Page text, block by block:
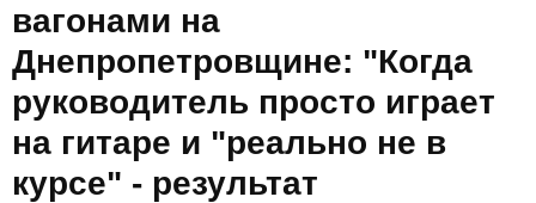
вагонами на
Днепропетровщине: "Когда
руководитель просто играет
на гитаре и "реально не в
курсе" - результат